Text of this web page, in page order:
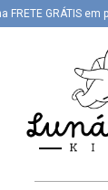
FRETE GRÁTIS